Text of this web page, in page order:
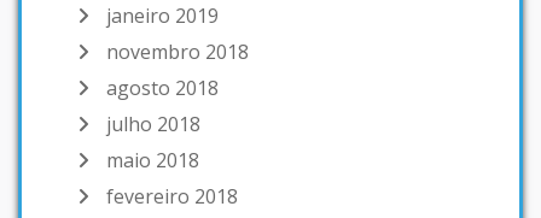
janeiro 2019
novembro 2018
agosto 2018
julho 2018
maio 2018
fevereiro 2018